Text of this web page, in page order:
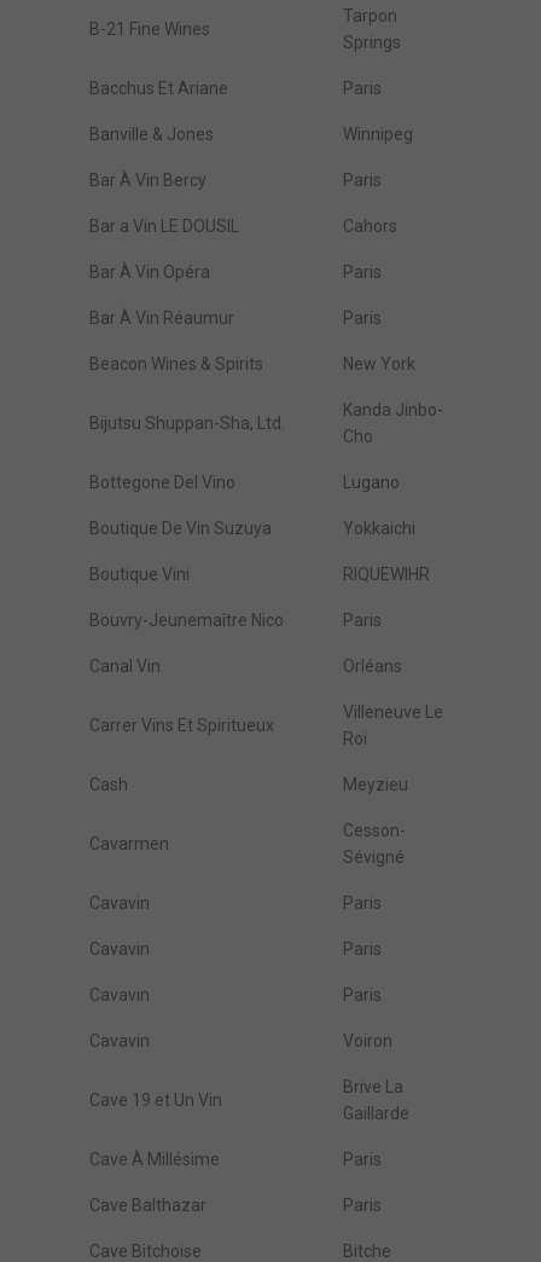
B-21 Fine Wines
Tarpon
Springs
Bacchus Et Ariane Paris
Banville & Jones Winnipeg
Bar À Vin Bercy Paris
Bar a Vin LE DOUSIL Cahors
Bar À Vin Opéra Paris
Bar À Vin Réaumur Paris
Beacon Wines & Spirits New York
Bijutsu Shuppan-Sha, Ltd.
Kanda Jinbo-
Cho
Bottegone Del Vino Lugano
Boutique De Vin Suzuya Yokkaichi
Boutique Vini RIQUEWIHR
Bouvry-Jeunemaître Nico Paris
Canal Vin Orléans
Carrer Vins Et Spiritueux
Villeneuve Le
Roi
Cash Meyzieu
Cavarmen
Cesson-
Sévigné
Cavavin Paris
Cavavin Paris
Cavavin Paris
Cavavin Voiron
Cave 19 et Un Vin
Brive La
Gaillarde
Cave À Millésime Paris
Cave Balthazar Paris
Cave Bitchoise Bitche